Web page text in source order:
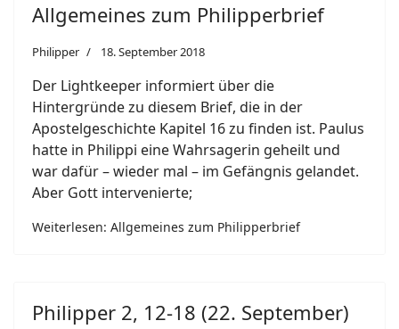
Allgemeines zum Philipperbrief
Philipper 18. September 2018
Der Lightkeeper informiert über die
Hintergründe zu diesem Brief, die in der
Apostelgeschichte Kapitel 16 zu finden ist. Paulus
hatte in Philippi eine Wahrsagerin geheilt und
war dafür – wieder mal – im Gefängnis gelandet.
Aber Gott intervenierte;
Weiterlesen: Allgemeines zum Philipperbrief
Philipper 2, 12-18 (22. September)